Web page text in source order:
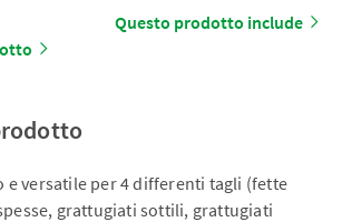
Questo prodotto include
e versatile per 4 differenti tagli (fette
grattugiati sottili, grattugiati